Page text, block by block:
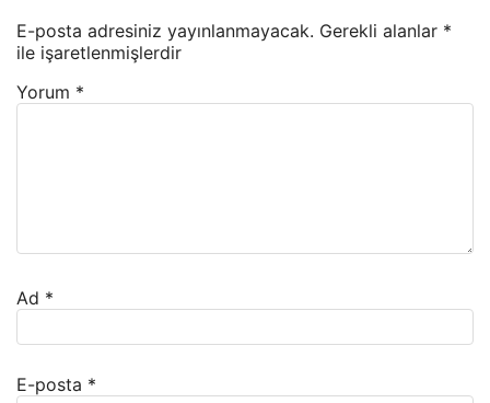
E-posta adresiniz yayınlanmayacak. Gerekli alanlar *
ile işaretlenmişlerdir
Yorum *
Ad *
E-posta *